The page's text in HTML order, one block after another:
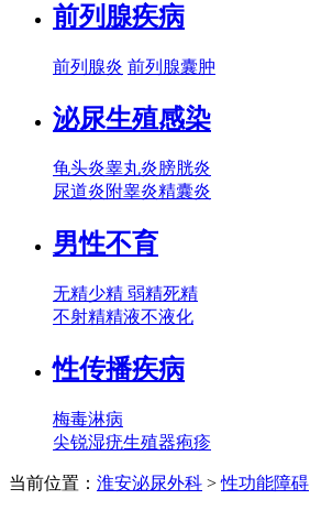
前列腺疾病
前列腺炎 前列腺囊肿
泌尿生殖感染
龟头炎睾丸炎膀胱炎
尿道炎附睾炎精囊炎
男性不育
无精少精 弱精死精
不射精精液不液化
性传播疾病
梅毒淋病
尖锐湿疣生殖器疱疹
当前位置： 淮安泌尿外科 >性功能障碍